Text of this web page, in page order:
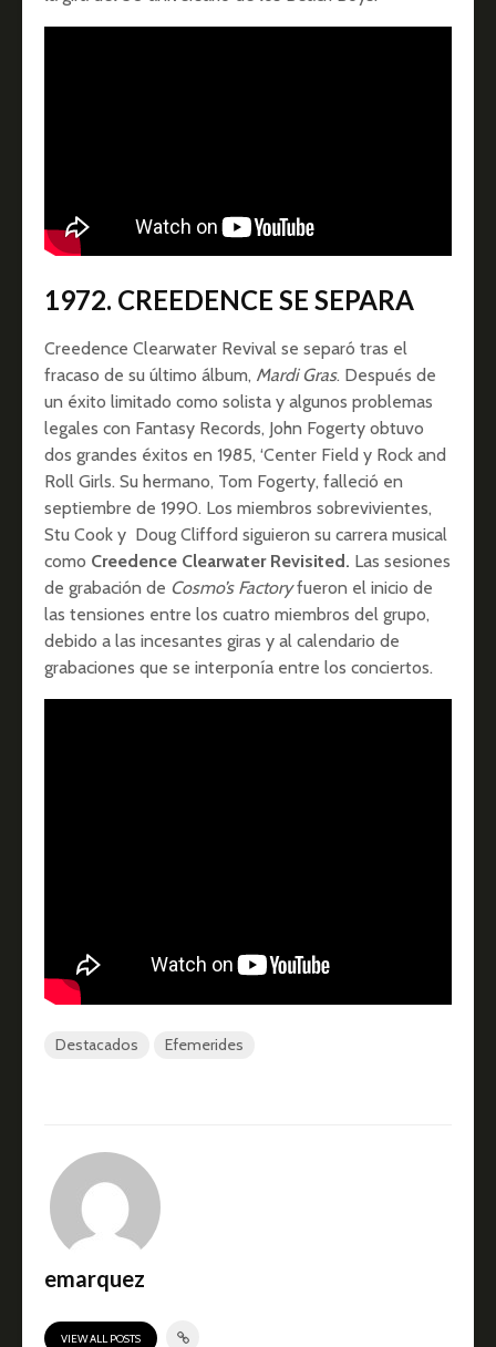
1972. CREEDENCE SE SEPARA
Creedence Clearwater Revival se separó tras el
fracaso de su último álbum, Mardi Gras. Después de
un éxito limitado como solista y algunos problemas
legales con Fantasy Records, John Fogerty obtuvo
dos grandes éxitos en 1985, ‘Center Field y Rock and
Roll Girls. Su hermano, Tom Fogerty, falleció en
septiembre de 1990. Los miembros sobrevivientes,
Stu Cook y Doug Clifford siguieron su carrera musical
como Creedence Clearwater Revisited. Las sesiones
de grabación de Cosmo’s Factoryfueron el inicio de
las tensiones entre los cuatro miembros del grupo,
debido a las incesantes giras y al calendario de
grabaciones que se interponía entre los conciertos.
Destacados Efemerides
emarquez
VIEW ALL POSTS